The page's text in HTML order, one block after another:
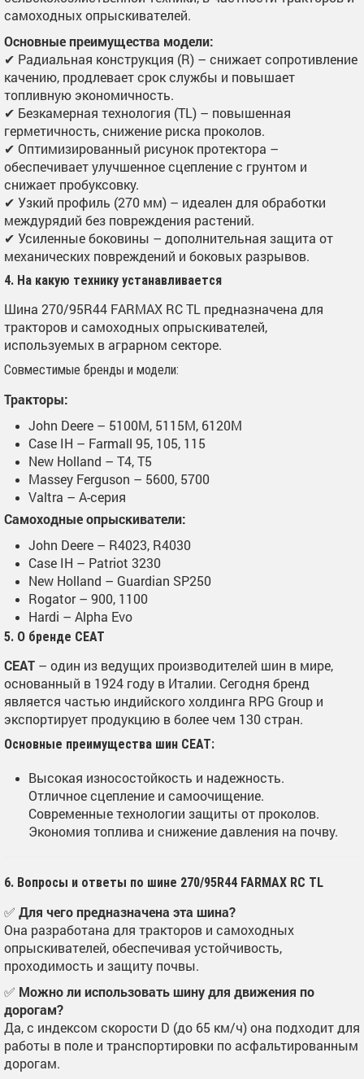
самоходных опрыскивателей.
Основные преимущества модели:
✔ Радиальная конструкция (R) – снижает сопротивление
качению, продлевает срок службы и повышает
топливную экономичность.
✔ Безкамерная технология (TL) – повышенная
герметичность, снижение риска проколов.
✔ Оптимизированный рисунок протектора –
обеспечивает улучшенное сцепление с грунтом и
снижает пробуксовку.
✔ Узкий профиль (270 мм) – идеален для обработки
междурядий без повреждения растений.
✔ Усиленные боковины – дополнительная защита от
механических повреждений и боковых разрывов.
4. На какую технику устанавливается
Шина 270/95R44 FARMAX RC TL предназначена для
тракторов и самоходных опрыскивателей,
используемых в аграрном секторе.
Совместимые бренды и модели:
Тракторы:
John Deere – 5100M, 5115M, 6120M
Case IH – Farmall 95, 105, 115
New Holland – T4, T5
Massey Ferguson – 5600, 5700
Valtra – A-серия
Самоходные опрыскиватели:
John Deere – R4023, R4030
Case IH – Patriot 3230
New Holland – Guardian SP250
Rogator – 900, 1100
Hardi – Alpha Evo
5. О бренде CEAT
CEAT – один из ведущих производителей шин в мире,
основанный в 1924 году в Италии. Сегодня бренд
является частью индийского холдинга RPG Group и
экспортирует продукцию в более чем 130 стран.
Основные преимущества шин CEAT:
Высокая износостойкость и надежность.
Отличное сцепление и самоочищение.
Современные технологии защиты от проколов.
Экономия топлива и снижение давления на почву.
6. Вопросы и ответы по шине 270/95R44 FARMAX RC TL
✅ Для чего предназначена эта шина?
Она разработана для тракторов и самоходных
опрыскивателей, обеспечивая устойчивость,
проходимость и защиту почвы.
✅ Можно ли использовать шину для движения по
дорогам?
Да, с индексом скорости D (до 65 км/ч) она подходит для
работы в поле и транспортировки по асфальтированным
дорогам.